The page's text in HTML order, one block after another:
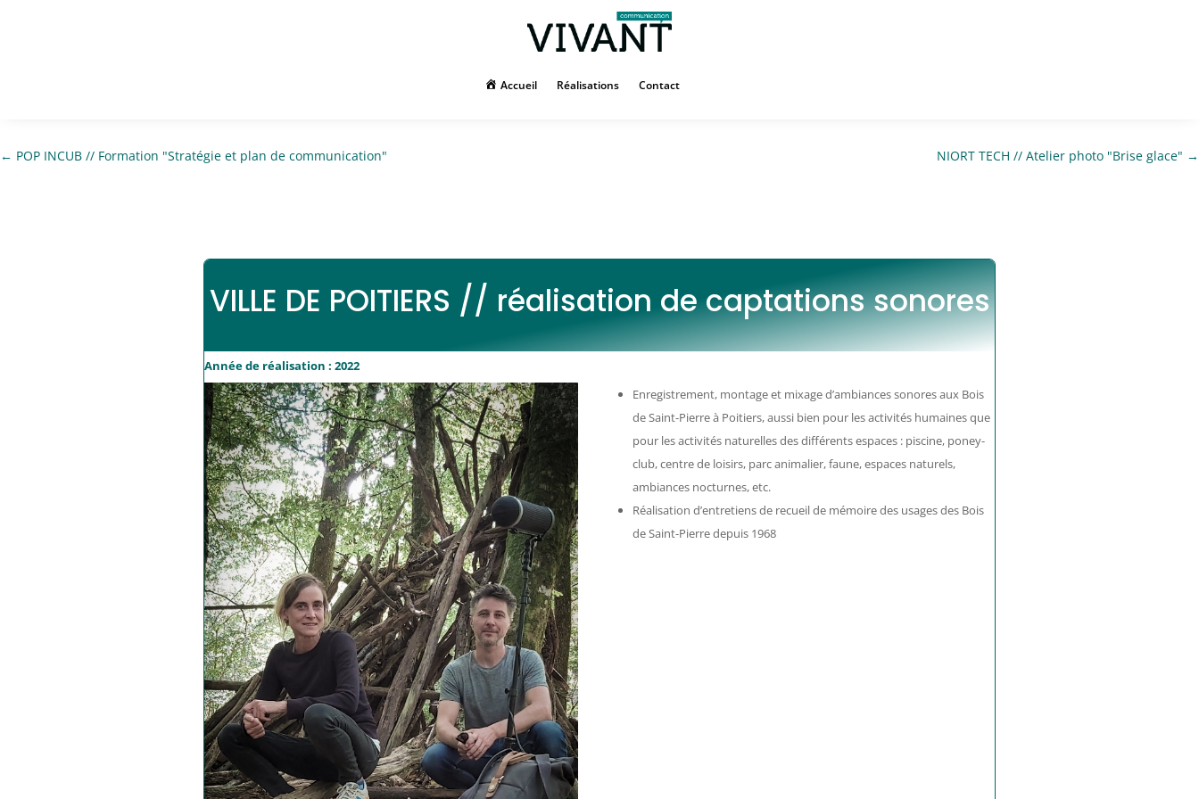
Accueil Réalisations Contact
← POP INCUB // Formation "Stratégie et plan de communication" NIORT TECH // Atelier photo "Brise glace" →
VILLE DE POITIERS // réalisation de captations sonores
Année de réalisation : 2022
Enregistrement, montage et mixage d’ambiances sonores aux Bois
de Saint-Pierre à Poitiers, aussi bien pour les activités humaines que
pour les activités naturelles des différents espaces : piscine, poney-
club, centre de loisirs, parc animalier, faune, espaces naturels,
ambiances nocturnes, etc.
Réalisation d’entretiens de recueil de mémoire des usages des Bois
de Saint-Pierre depuis 1968